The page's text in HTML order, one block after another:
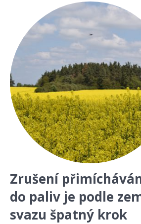
Zrušení
do paliv je podle
svazu špatný krok